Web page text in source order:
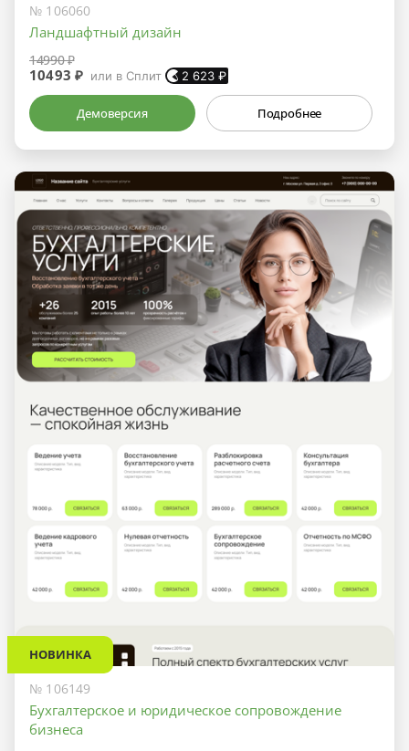
№ 106060
Ландшафтный дизайн
14990 ₽
10493 ₽ или в Сплит 2 623 ₽
Демоверсия Подробнее
НОВИНКА
№ 106149
Бухгалтерское и юридическое сопровождение
бизнеса